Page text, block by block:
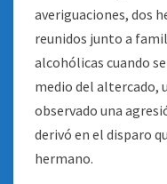
averiguaciones, dos
reunidos junto a
alcohólicas cuando
medio del altercado,
observado una
derivó en el disparo
hermano.